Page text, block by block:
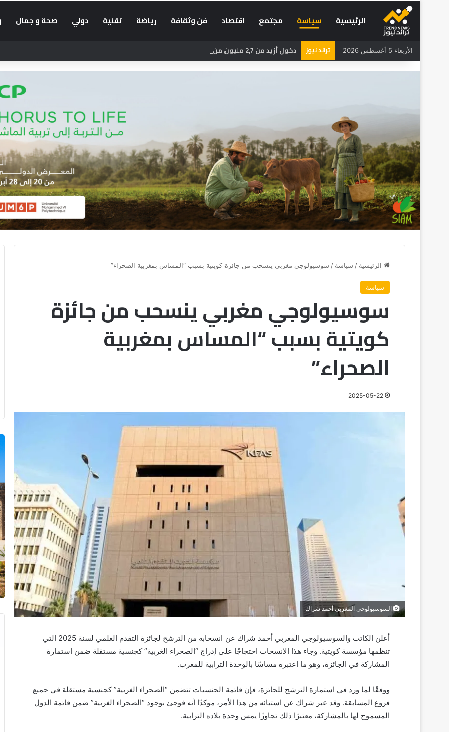
الرئيسية سياسة مجتمع اقتصاد فن وثقافة رياضة تقنية دولي صحة و جمال
الأربعاء 5 أغسطس 2026 تراند نيوز دخول أزيد من 2,7 مليون من مغاربة العالم منذ انطلاق عملية “مرحبا 2026”
الرئيسية / سياسة / سوسيولوجي مغربي ينسحب من جائزة كويتية بسبب “المساس بمغربية الصحراء”
سياسة
سوسيولوجي مغربي ينسحب من جائزة
كويتية بسبب “المساس بمغربية
الصحراء”
2025-05-22
السوسيولوجي المغربي أحمد شراك
أعلن الكاتب والسوسيولوجي المغربي أحمد شراك عن انسحابه من الترشح لجائزة التقدم العلمي لسنة 2025 التي
تنظمها مؤسسة كويتية. وجاء هذا الانسحاب احتجاجًا على إدراج “الصحراء الغربية” كجنسية مستقلة ضمن استمارة
المشاركة في الجائزة، وهو ما اعتبره مساسًا بالوحدة الترابية للمغرب.
ووفقًا لما ورد في استمارة الترشح للجائزة، فإن قائمة الجنسيات تتضمن “الصحراء الغربية” كجنسية مستقلة في جميع
فروع المسابقة. وقد عبر شراك عن استيائه من هذا الأمر، مؤكدًا أنه فوجئ بوجود “الصحراء الغربية” ضمن قائمة الدول
المسموح لها بالمشاركة، معتبرًا ذلك تجاوزًا يمس وحدة بلاده الترابية.